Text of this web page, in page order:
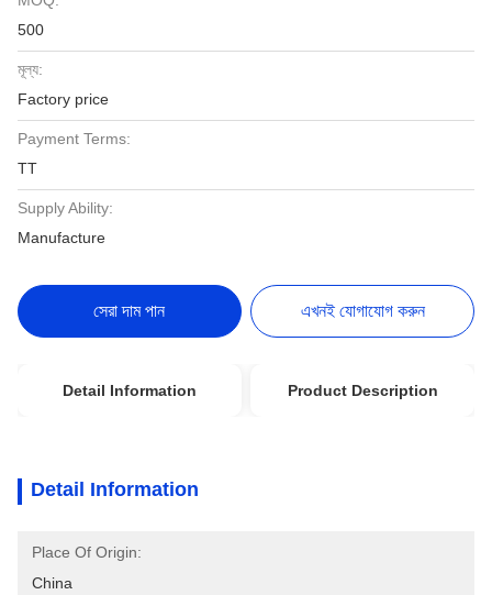
500
মূল্য:
Factory price
Payment Terms:
TT
Supply Ability:
Manufacture
সেরা দাম পান এখনই যোগাযোগ করুন
Detail Information Product Description
Detail Information
Place Of Origin:
China